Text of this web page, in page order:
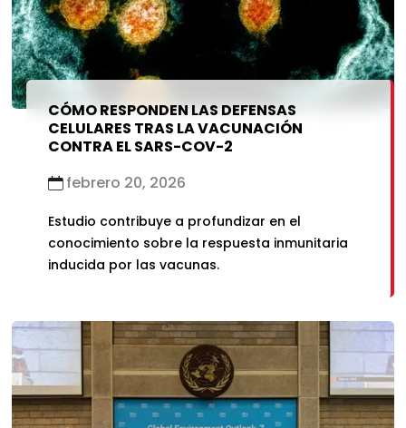
CÓMO RESPONDEN LAS DEFENSAS
CELULARES TRAS LA VACUNACIÓN
CONTRA EL SARS-COV-2
febrero 20, 2026
Estudio contribuye a profundizar en el
conocimiento sobre la respuesta inmunitaria
inducida por las vacunas.